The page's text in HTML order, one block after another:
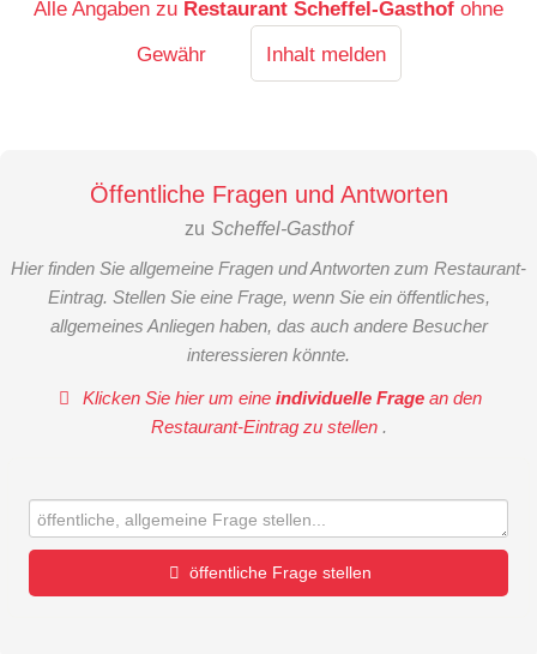
Alle Angaben zu Restaurant Scheffel-Gasthof ohne
Gewähr
Inhalt melden
Öffentliche Fragen und Antworten
zu Scheffel-Gasthof
Hier finden Sie allgemeine Fragen und Antworten zum Restaurant-
Eintrag. Stellen Sie eine Frage, wenn Sie ein öffentliches,
allgemeines Anliegen haben, das auch andere Besucher
interessieren könnte.
Klicken Sie hier um eineindividuelle Frage an den
Restaurant-Eintrag zu stellen .
öffentliche Frage stellen